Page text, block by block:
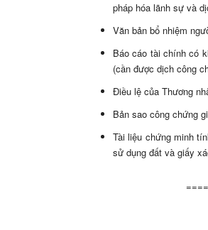
pháp hóa lãnh sự và
Văn bản bổ nhiệm
Báo cáo tài chính có
(cần được dịch công
Điều lệ của Thương
Bản sao công chứng
Tài liệu chứng minh
sử dụng đất và giấy